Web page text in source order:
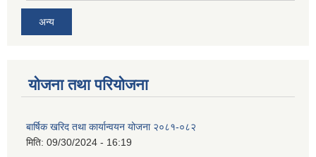
अन्य
योजना तथा परियोजना
बार्षिक खरिद तथा कार्यान्वयन योजना २०८१-०८२
मिति: 09/30/2024 - 16:19